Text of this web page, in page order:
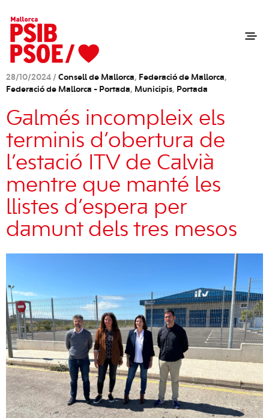
28/10/2024 / Consell de Mallorca, Federació de Mallorca,
Federació de Mallorca - Portada, Municipis, Portada
Galmés incompleix els
terminis d’obertura de
l’estació ITV de Calvià
mentre que manté les
llistes d’espera per
damunt dels tres mesos